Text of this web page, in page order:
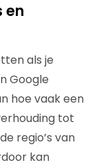
en
als je
Google
hoe vaak een
tot
regio’s van
kan